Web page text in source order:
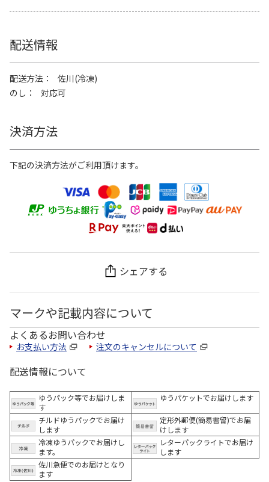
配送情報
配送方法
佐川(冷凍)
のし
対応可
決済方法
下記の決済方法がご利用頂けます。
シェアする
マークや記載内容について
よくあるお問い合わせ
お支払い方法 注文のキャンセルについて
配送情報について
ゆうパック等でお届けしま
す
ゆうパケットでお届けします
チルドゆうパックでお届け
します
定形外郵便(簡易書留)でお届
けします
冷凍ゆうパックでお届けし
ます。
レターパックライトでお届け
します
佐川急便でのお届けとなり
ます